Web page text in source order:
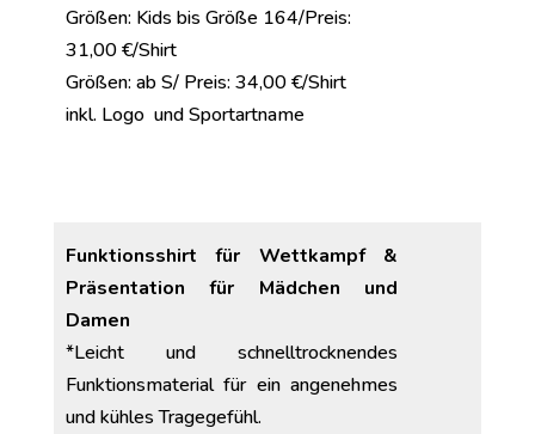
Größen: Kids bis Größe 164/Preis:
31,00 €/Shirt
Größen: ab S/ Preis: 34,00 €/Shirt
inkl. Logo und Sportartname
Funktionsshirt für Wettkampf &
Präsentation für Mädchen und
Damen
*Leicht und schnelltrocknendes
Funktionsmaterial für ein angenehmes
und kühles Tragegefühl.